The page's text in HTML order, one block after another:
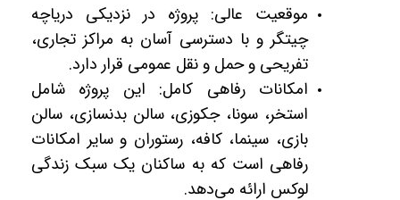
موقعیت عالی: پروژه در نزدیکی دریاچه
چیتگر و با دسترسی آسان به مراکز تجاری،
تفریحی و حمل و نقل عمومی قرار دارد.
امکانات رفاهی کامل: این پروژه شامل
استخر، سونا، جکوزی، سالن بدنسازی، سالن
بازی، سینما، کافه، رستوران و سایر امکانات
رفاهی است که به ساکنان یک سبک زندگی
لوکس ارائه می‌دهد.